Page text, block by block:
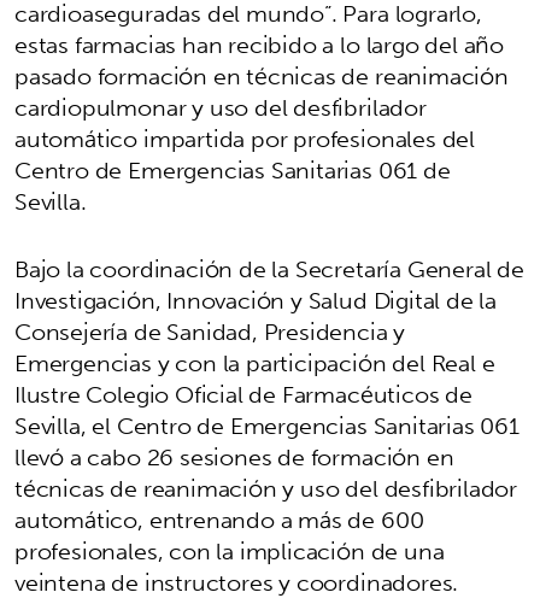
cardioaseguradas del mundo”. Para lograrlo,
estas farmacias han recibido a lo largo del año
pasado formación en técnicas de reanimación
cardiopulmonar y uso del desfibrilador
automático impartida por profesionales del
Centro de Emergencias Sanitarias 061 de
Sevilla.
Bajo la coordinación de la Secretaría General de
Investigación, Innovación y Salud Digital de la
Consejería de Sanidad, Presidencia y
Emergencias y con la participación del Real e
Ilustre Colegio Oficial de Farmacéuticos de
Sevilla, el Centro de Emergencias Sanitarias 061
llevó a cabo 26 sesiones de formación en
técnicas de reanimación y uso del desfibrilador
automático, entrenando a más de 600
profesionales, con la implicación de una
veintena de instructores y coordinadores.